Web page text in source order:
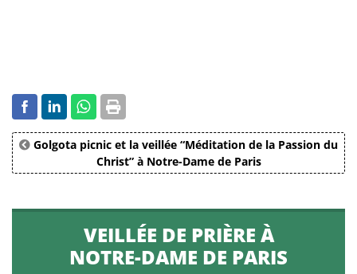
Golgota picnic et la veillée “Méditation de la Passion du
Christ” à Notre-Dame de Paris
VEILLÉE DE PRIÈRE À
NOTRE-DAME DE PARIS